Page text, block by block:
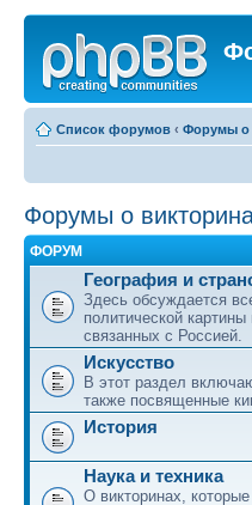
Список форумов ‹ Форумы о
Форумы о
ФОРУМ
География и
Здесь обсуждается
политической
связанных с Россией.
Искусство
В этот раздел
также посвященные
История
Наука и техника
О викторинах,